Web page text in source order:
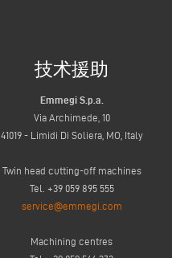
技术援助
Emmegi S.p.a.
Via Archimede, 10
41019 - Limidi Di Soliera, MO, Italy
Twin head cutting-off machines
Tel. +39 059 895 555
service@emmegi.com
Machining centres